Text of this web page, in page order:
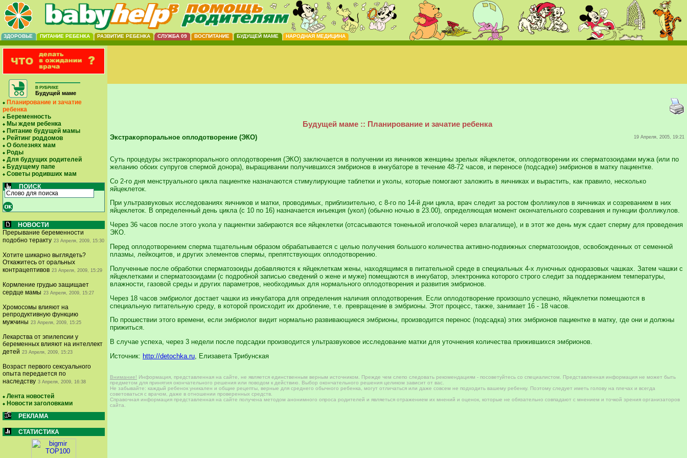
ЗДОРОВЬЕ ПИТАНИЕ РЕБЕНКА РАЗВИТИЕ РЕБЕНКА СЛУЖБА 09 ВОСПИТАНИЕ БУДУЩЕЙ МАМЕ НАРОДНАЯ МЕДИЦИНА
В РУБРИКЕ
Будущей маме
Планирование и зачатие
ребенка
Беременность
Мы ждем ребенка
Питание будущей мамы
Рейтинг роддомов
О болезнях мам
Роды
Для будущих родителей
Будущему папе
Советы родивших мам
ПОИСК
НОВОСТИ
Прерывание беременности
подобно теракту 23 Апреля, 2009, 15:30
Хотите шикарно выглядеть?
Откажитесь от оральных
контрацептивов 23 Апреля, 2009, 15:29
Кормление грудью защищает
сердце мамы 23 Апреля, 2009, 15:27
Хромосомы влияют на
репродуктивную функцию
мужчины 23 Апреля, 2009, 15:25
Лекарства от эпилепсии у
беременных влияют на интеллект
детей 23 Апреля, 2009, 15:23
Возраст первого сексуального
опыта передается по
наследству 3 Апреля, 2009, 16:38
Лента новостей
Новости заголовками
РЕКЛАМА
СТАТИСТИКА
Будущей маме :: Планирование и зачатие ребенка
Экстракорпоральное оплодотворение (ЭКО) 19 Апреля, 2005, 19:21
Суть процедуры экстракорпорального оплодотворения (ЭКО) заключается в получении из яичников женщины зрелых яйцеклеток, оплодотворении их сперматозоидами мужа (или по
желанию обоих супругов спермой донора), выращивании получившихся эмбрионов в инкубаторе в течение 48-72 часов, и переносе (подсадке) эмбрионов в матку пациентке.
Со 2-го дня менструального цикла пациентке назначаются стимулирующие таблетки и уколы, которые помогают заложить в яичниках и вырастить, как правило, несколько
яйцеклеток.
При ультразвуковых исследованиях яичников и матки, проводимых, приблизительно, с 8-го по 14-й дни цикла, врач следит за ростом фолликулов в яичниках и созреванием в них
яйцеклеток. В определенный день цикла (с 10 по 16) назначается инъекция (укол) (обычно ночью в 23.00), определяющая момент окончательного созревания и пункции фолликулов.
Через 36 часов после этого укола у пациентки забираются все яйцеклетки (отсасываются тоненькой иголочкой через влагалище), и в этот же день муж сдает сперму для проведения
ЭКО.
Перед оплодотворением сперма тщательным образом обрабатывается с целью получения большого количества активно-подвижных сперматозоидов, освобожденных от семенной
плазмы, лейкоцитов, и других элементов спермы, препятствующих оплодотворению.
Полученные после обработки сперматозоиды добавляются к яйцеклеткам жены, находящимся в питательной среде в специальных 4-х луночных одноразовых чашках. Затем чашки с
яйцеклетками и сперматозоидами (с подробной записью сведений о жене и муже) помещаются в инкубатор, электроника которого строго следит за поддержанием температуры,
влажности, газовой среды и других параметров, необходимых для нормального оплодотворения и развития эмбрионов.
Через 18 часов эмбриолог достает чашки из инкубатора для определения наличия оплодотворения. Если оплодотворение произошло успешно, яйцеклетки помещаются в
специальную питательную среду, в которой происходит их дробление, т.е. превращение в эмбрионы. Этот процесс, также, занимает 16 - 18 часов.
По прошествии этого времени, если эмбриолог видит нормально развивающиеся эмбрионы, производится перенос (подсадка) этих эмбрионов пациентке в матку, где они и должны
прижиться.
В случае успеха, через 3 недели после подсадки производится ультразвуковое исследование матки для уточнения количества прижившихся эмбрионов.
Источник: http://detochka.ru, Елизавета Трибунская
Внимание! Информация, представленная на сайте, не является единственным верным источником. Прежде чем слепо следовать рекомендациям - посоветуйтесь со специалистом. Представленная информация не может быть
предметом для принятия окончательного решения или поводом к действию. Выбор окончательного решения целиком зависит от вас.
Не забывайте: каждый ребенок уникален и общие рецепты, верные для среднего обычного ребенка, могут отличаться или даже совсем не подходить вашему ребенку. Поэтому следует иметь голову на плечах и всегда
советоваться с врачом, даже в отношении проверенных средств.
Справочная информация представленная на сайте получена методом анонимного опроса родителей и являеться отражением их мнений и оценок, которые не обязательно совпадают с мнением и точкой зрения организаторов
сайта.